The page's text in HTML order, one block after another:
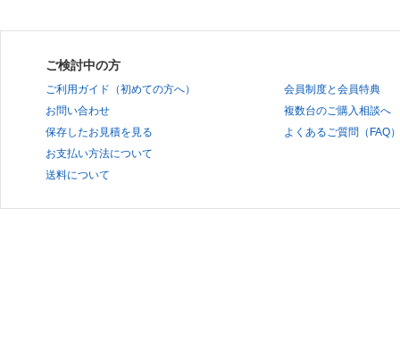
ご検討中の方
ご利用ガイド（初めての方へ）
お問い合わせ
保存したお見積を見る
お支払い方法について
送料について
会員制度と会員特典
複数台のご購入相談へ
よくあるご質問（FAQ）